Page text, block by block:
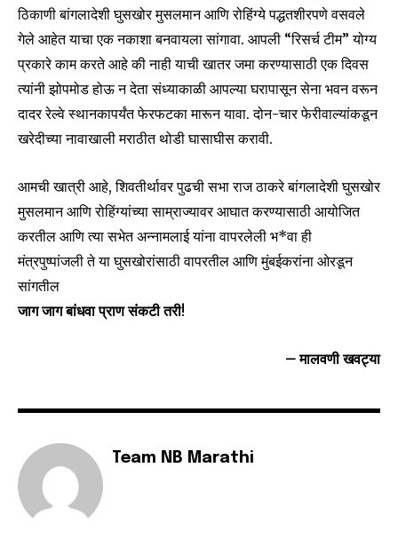
ठिकाणी बांगलादेशी घुसखोर मुसलमान आणि रोहिंग्ये पद्धतशीरपणे वसवले
गेले आहेत याचा एक नकाशा बनवायला सांगावा. आपली “रिसर्च टीम” योग्य
प्रकारे काम करते आहे की नाही याची खातर जमा करण्यासाठी एक दिवस
त्यांनी झोपमोड होऊ न देता संध्याकाळी आपल्या घरापासून सेना भवन वरून
दादर रेल्वे स्थानकापर्यंत फेरफटका मारून यावा. दोन-चार फेरीवाल्यांकडून
खरेदीच्या नावाखाली मराठीत थोडी घासाघीस करावी.
आमची खात्री आहे, शिवतीर्थावर पुढची सभा राज ठाकरे बांगलादेशी घुसखोर
मुसलमान आणि रोहिंग्यांच्या साम्राज्यावर आघात करण्यासाठी आयोजित
करतील आणि त्या सभेत अन्नामलाई यांना वापरलेली भ*वा ही
मंत्रपुष्पांजली ते या घुसखोरांसाठी वापरतील आणि मुंबईकरांना ओरडून
सांगतील
जाग जाग बांधवा प्राण संकटी तरी!
– मालवणी खवट्या
Team NB Marathi